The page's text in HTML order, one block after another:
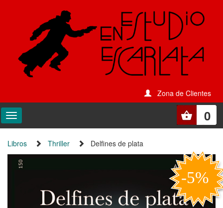
Zona de Clientes
0
Libros Thriller Delfines de plata